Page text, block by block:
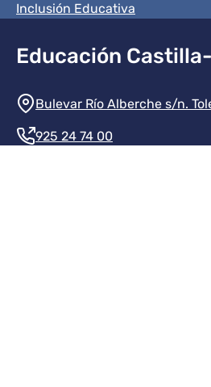
Inclusión Educativa
Educación
Información de la
Bulevar Río Alberche s/n.
925 24 74 00